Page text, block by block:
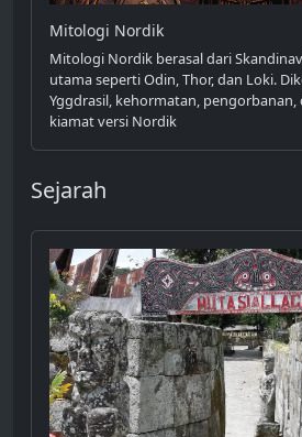
Mitologi Nordik
Mitologi Nordik berasal dari
utama seperti Odin, Thor, dan Loki.
Yggdrasil, kehormatan, pengorbanan,
kiamat versi Nordik
Sejarah